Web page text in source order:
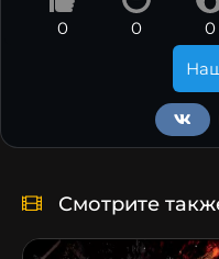
0 0 0
Смотрите